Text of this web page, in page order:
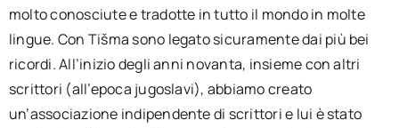
molto conosciute e tradotte in tutto il mondo in molte
lingue. Con Tišma sono legato sicuramente dai più bei
ricordi. All’inizio degli anni novanta, insieme con altri
scrittori (all’epoca jugoslavi), abbiamo creato
un’associazione indipendente di scrittori e lui è stato